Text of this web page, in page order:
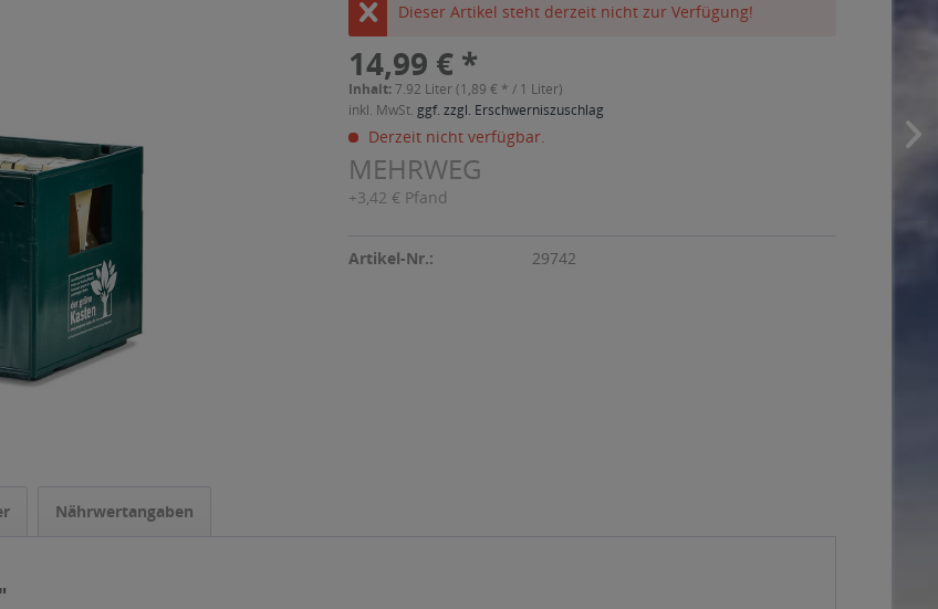
Dieser Artikel steht derzeit nicht zur Verfügung!
14,99 € *
Inhalt:7.92 Liter (1,89 € * / 1 Liter)
inkl. MwSt. ggf. zzgl. Erschwerniszuschlag
Derzeit nicht verfügbar.
MEHRWEG
+3,42 € Pfand
Artikel-Nr.: 29742
Nährwertangaben